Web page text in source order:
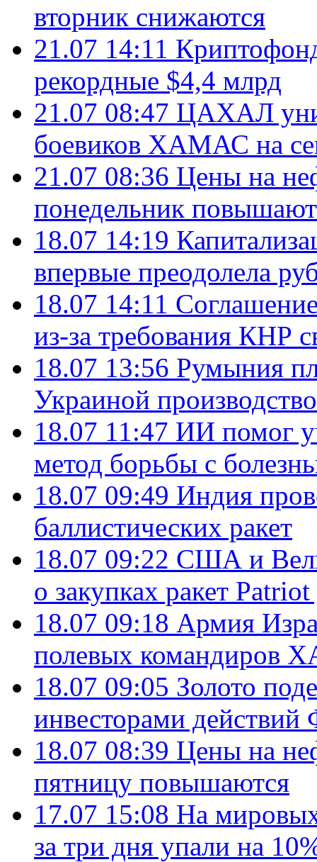
вторник снижаются
21.07 14:11
рекордные $4,4 млрд
21.07 08:47 ЦАХАЛ
боевиков ХАМАС на
21.07 08:36 Цены на
понедельник
18.07 14:19
впервые преодолела
18.07 14:11
из-за требования КНР
18.07 13:56 Румыния
Украиной
18.07 11:47 ИИ помог
метод борьбы с
18.07 09:49 Индия
баллистических ракет
18.07 09:22 США и
о закупках ракет
18.07 09:18 Армия
полевых командиров
18.07 09:05 Золото
инвесторами
18.07 08:39 Цены на
пятницу повышаются
17.07 15:08 На
за три дня упали на